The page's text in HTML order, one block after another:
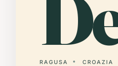
RAGUSA CROAZIA